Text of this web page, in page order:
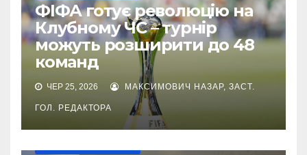
ФІФА готує революцію на
Клубному ЧС – турнір
можуть розширити до 48
команд
ЧЕР 25, 2026 МАКСИМОВИЧ НАЗАР, ЗАСТ.
ГОЛ. РЕДАКТОРА